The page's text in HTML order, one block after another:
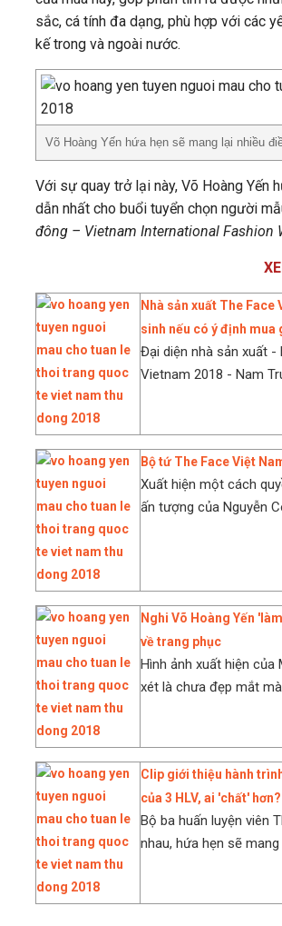
sắc, cá tính đa dạng, phù hợp với các
kế trong và ngoài nước.
Võ Hoàng Yến hứa hẹn sẽ mang lại nhiều
Với sự quay trở lại này, Võ Hoàng Yến
dẫn nhất cho buổi tuyển chọn người
đông – Vietnam International Fashion
Nhà sản xuất The
sinh nếu có ý định mua
Đại diện nhà sản xuất -
Vietnam 2018 - Nam
Bộ tứ The Face Việt
Xuất hiện một cách
ấn tượng của Nguyễn
Nghi Võ Hoàng Yến
về trang phục
Hình ảnh xuất hiện của
xét là chưa đẹp mắt
Clip giới thiệu hành
của 3 HLV, ai 'chất' hơn?
Bộ ba huấn luyện viên
nhau, hứa hẹn sẽ